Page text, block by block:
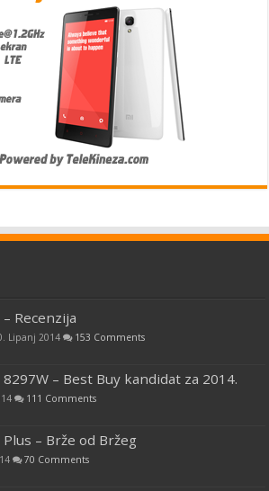
Recenzija
Lipanj 2014 153 Comments
8297W – Best Buy kandidat za 2014.
111 Comments
Plus – Brže od Bržeg
70 Comments